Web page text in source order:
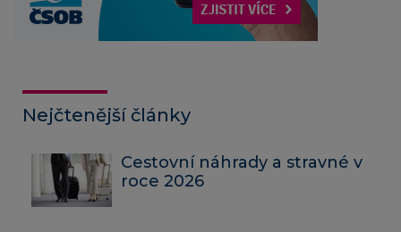
Nejčtenější články
Cestovní náhrady a stravné v
roce 2026